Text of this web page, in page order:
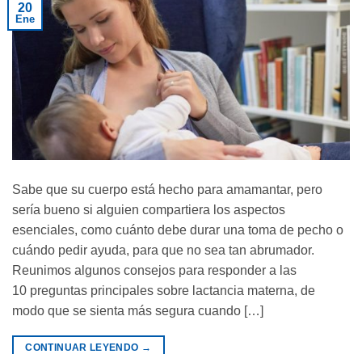
20
Ene
Sabe que su cuerpo está hecho para amamantar, pero
sería bueno si alguien compartiera los aspectos
esenciales, como cuánto debe durar una toma de pecho o
cuándo pedir ayuda, para que no sea tan abrumador.
Reunimos algunos consejos para responder a las
10 preguntas principales sobre lactancia materna, de
modo que se sienta más segura cuando […]
CONTINUAR LEYENDO →